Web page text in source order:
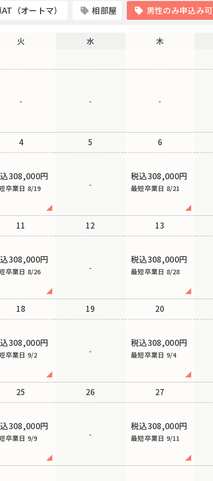
（オートマ） 相部屋 男性のみ申込み可
火 水 木
- - -
4
308,000円
卒業日 8/19
5
-
6
税込308,000円
最短卒業日 8/21
11
308,000円
卒業日 8/26
12
-
13
税込308,000円
最短卒業日 8/28
18
308,000円
卒業日 9/2
19
-
20
税込308,000円
最短卒業日 9/4
25
308,000円
卒業日 9/9
26
-
27
税込308,000円
最短卒業日 9/11